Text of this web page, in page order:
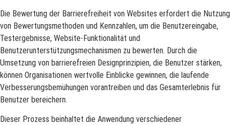
Die Bewertung der Barrierefreiheit von Websites erfordert die Nutzung
von Bewertungsmethoden und Kennzahlen, um die Benutzereingabe,
Testergebnisse, Website-Funktionalität und
Benutzerunterstützungsmechanismen zu bewerten. Durch die
Umsetzung von barrierefreien Designprinzipien, die Benutzer stärken,
können Organisationen wertvolle Einblicke gewinnen, die laufende
Verbesserungsbemühungen vorantreiben und das Gesamterlebnis für
Benutzer bereichern.
Dieser Prozess beinhaltet die Anwendung verschiedener